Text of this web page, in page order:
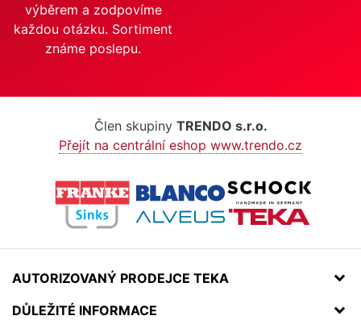
výběrem a zodpovíme
každou otázku. Sortiment
známe poslepu.
Člen skupiny TRENDO s.r.o.
Přejít na centrální eshop www.trendo.cz
AUTORIZOVANÝ PRODEJCE TEKA
DŮLEŽITÉ INFORMACE